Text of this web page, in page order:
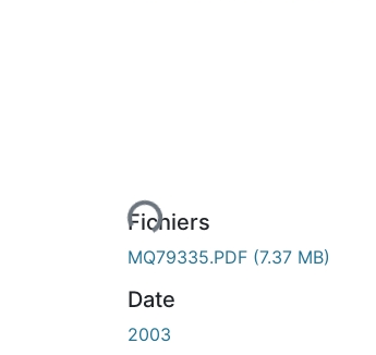
de chargement...Fichiers
MQ79335.PDF (7.37 MB)
Date
2003